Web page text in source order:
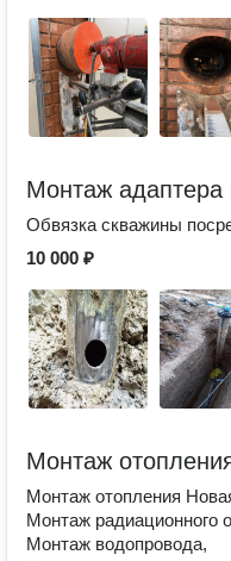
Монтаж адаптера
Обвязка скважины
10 000 ₽
Монтаж
Монтаж отопления
Монтаж радиационного
Монтаж водопровода,